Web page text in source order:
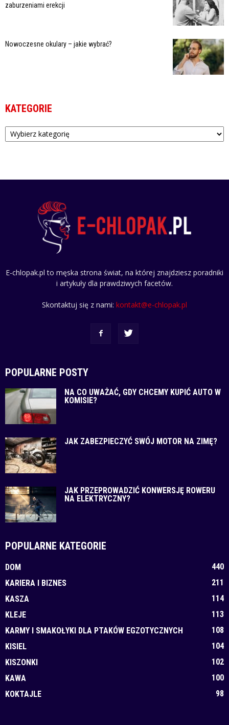
zaburzeniami erekcji
Nowoczesne okulary – jakie wybrać?
KATEGORIE
Kategorie
E-chlopak.pl to męska strona świat, na której znajdziesz poradniki
i artykuły dla prawdziwych facetów.
Skontaktuj się z nami: kontakt@e-chlopak.pl
POPULARNE POSTY
NA CO UWAŻAĆ, GDY CHCEMY KUPIĆ AUTO W
KOMISIE?
JAK ZABEZPIECZYĆ SWÓJ MOTOR NA ZIMĘ?
JAK PRZEPROWADZIĆ KONWERSJĘ ROWERU
NA ELEKTRYCZNY?
POPULARNE KATEGORIE
DOM
440
KARIERA I BIZNES
211
KASZA
114
KLEJE
113
KARMY I SMAKOŁYKI DLA PTAKÓW EGZOTYCZNYCH
108
KISIEL
104
KISZONKI
102
KAWA
100
KOKTAJLE
98